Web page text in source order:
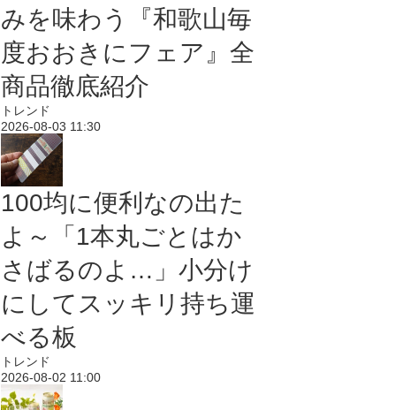
みを味わう『和歌山毎
度おおきにフェア』全
商品徹底紹介
トレンド
2026-08-03 11:30
100均に便利なの出た
よ～「1本丸ごとはか
さばるのよ…」小分け
にしてスッキリ持ち運
べる板
トレンド
2026-08-02 11:00